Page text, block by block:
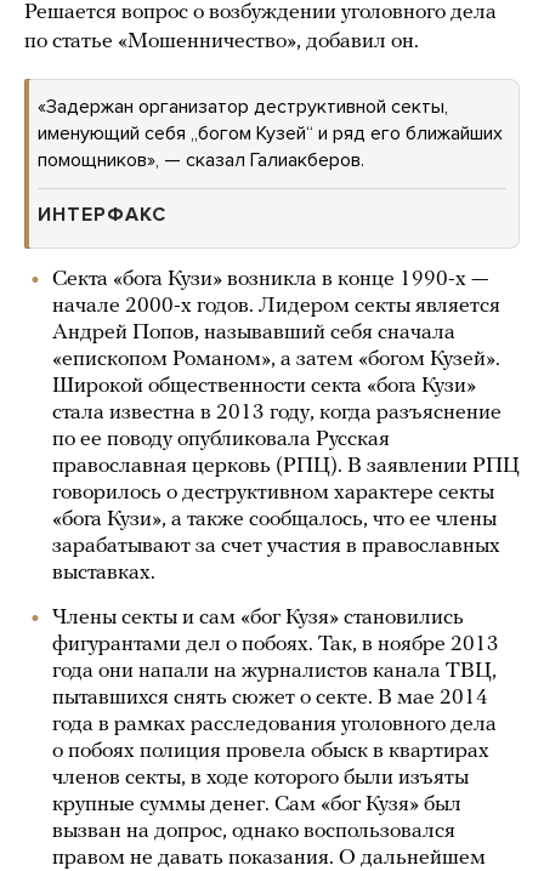
Решается вопрос о возбуждении уголовного дела
по статье «Мошенничество», добавил он.
«Задержан организатор деструктивной секты,
именующий себя „богом Кузей“ и ряд его ближайших
помощников», — сказал Галиакберов.
ИНТЕРФАКС
Секта «бога Кузи» возникла в конце 1990-х —
начале 2000-х годов. Лидером секты является
Андрей Попов, называвший себя сначала
«епископом Романом», а затем «богом Кузей».
Широкой общественности секта «бога Кузи»
стала известна в 2013 году, когда разъяснение
по ее поводу опубликовала Русская
православная церковь (РПЦ). В заявлении РПЦ
говорилось о деструктивном характере секты
«бога Кузи», а также сообщалось, что ее члены
зарабатывают за счет участия в православных
выставках.
Члены секты и сам «бог Кузя» становились
фигурантами дел о побоях. Так, в ноябре 2013
года они напали на журналистов канала ТВЦ,
пытавшихся снять сюжет о секте. В мае 2014
года в рамках расследования уголовного дела
о побоях полиция провела обыск в квартирах
членов секты, в ходе которого были изъяты
крупные суммы денег. Сам «бог Кузя» был
вызван на допрос, однако воспользовался
правом не давать показания. О дальнейшем